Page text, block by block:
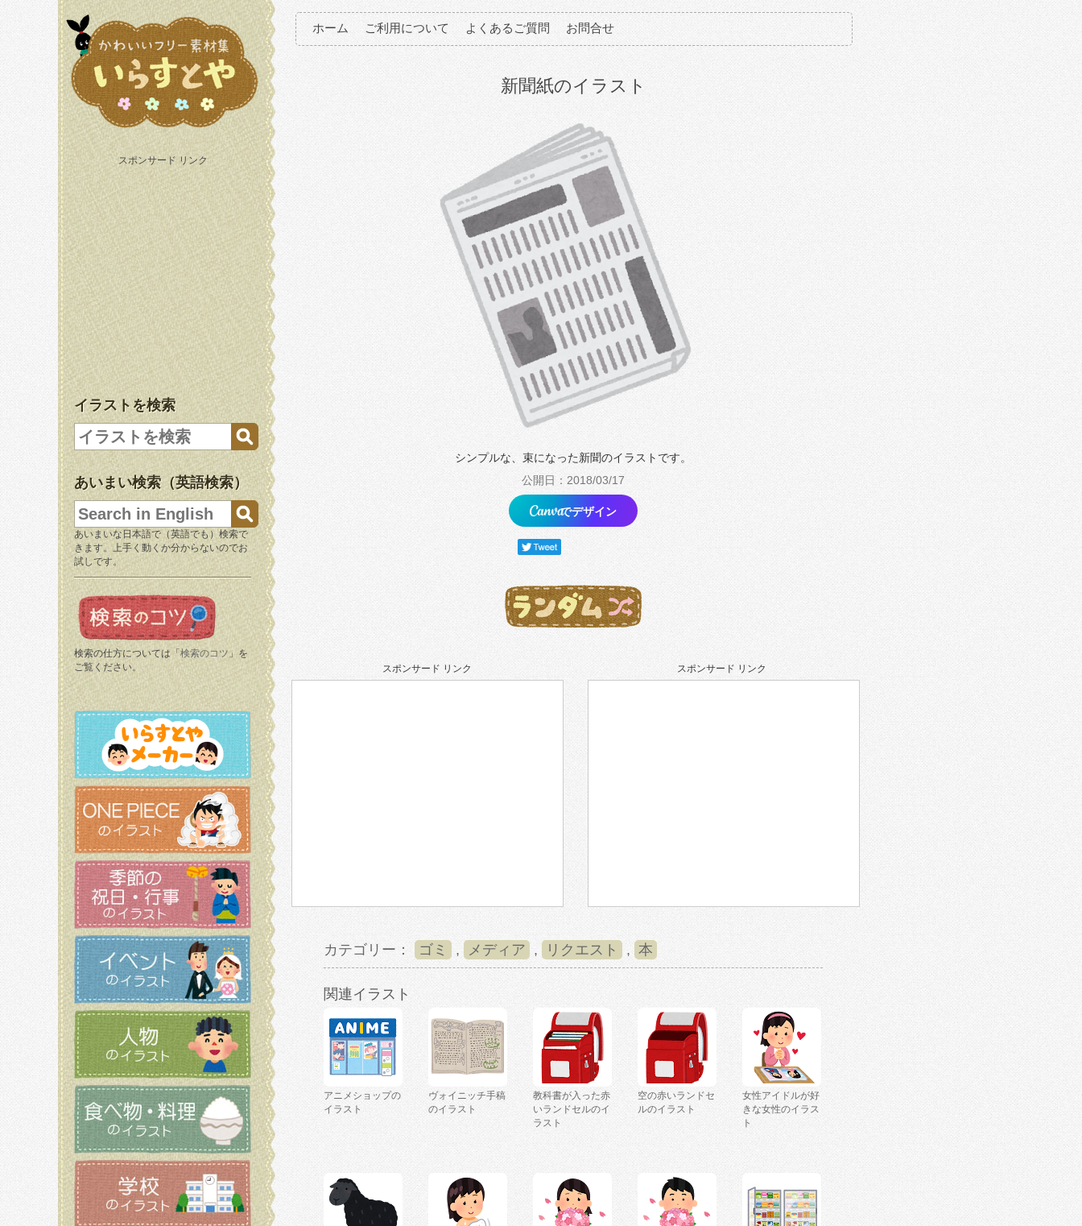
スポンサード リンク
イラストを検索
あいまい検索（英語検索）
あいまいな日本語で（英語でも）検索で
きます。上手く動くか分からないのでお
試しです。
検索の仕方については「 検索のコツ 」を
ご覧ください。
ホーム ご利用について よくあるご質問 お問合せ
新聞紙のイラスト
シンプルな、束になった新聞のイラストです。
公開日：2018/03/17
でデザイン
スポンサード リンク スポンサード リンク
カテゴリー： ゴミ , メディア , リクエスト , 本
関連イラスト
アニメショップの
イラスト
ヴォイニッチ手稿
のイラスト
教科書が入った赤
いランドセルのイ
ラスト
空の赤いランドセ
ルのイラスト
女性アイドルが好
きな女性のイラス
ト